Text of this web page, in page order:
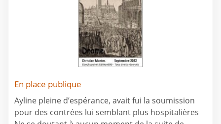
En place publique
Ayline pleine d’espérance, avait fui la soumission
pour des contrées lui semblant plus hospitalières